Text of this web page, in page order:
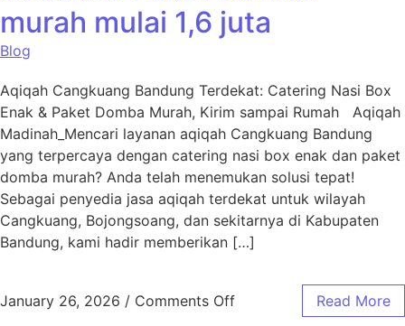
murah mulai 1,6 juta
Blog
Aqiqah Cangkuang Bandung Terdekat: Catering Nasi Box
Enak & Paket Domba Murah, Kirim sampai Rumah Aqiqah
Madinah_Mencari layanan aqiqah Cangkuang Bandung
yang terpercaya dengan catering nasi box enak dan paket
domba murah? Anda telah menemukan solusi tepat!
Sebagai penyedia jasa aqiqah terdekat untuk wilayah
Cangkuang, Bojongsoang, dan sekitarnya di Kabupaten
Bandung, kami hadir memberikan […]
January 26, 2026 / Comments Off Read More